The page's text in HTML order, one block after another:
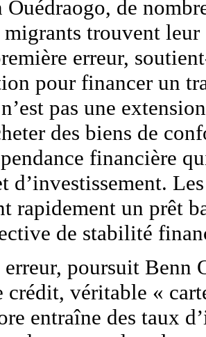
Ouédraogo, de
trouvent
erreur,
pour financer un
pas une
des biens de
financière
d’investissement.
rapidement un prêt
de stabilité
erreur, poursuit Benn
crédit, véritable «
entraîne des taux